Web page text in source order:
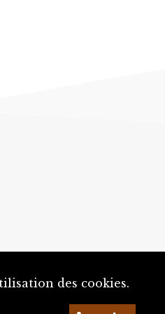
des cookies.